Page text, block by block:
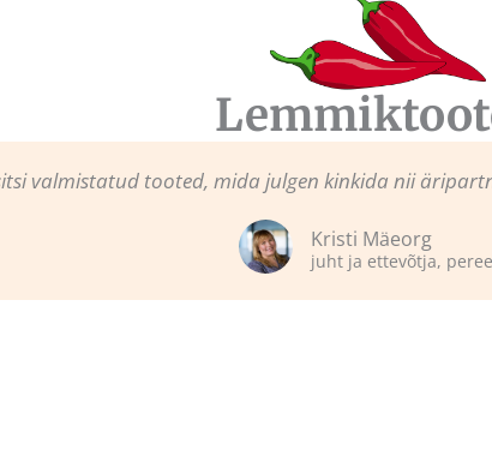
valmistatud tooted, mida julgen kinkida nii
Kristi Mäeorg
juht ja ettevõtja,